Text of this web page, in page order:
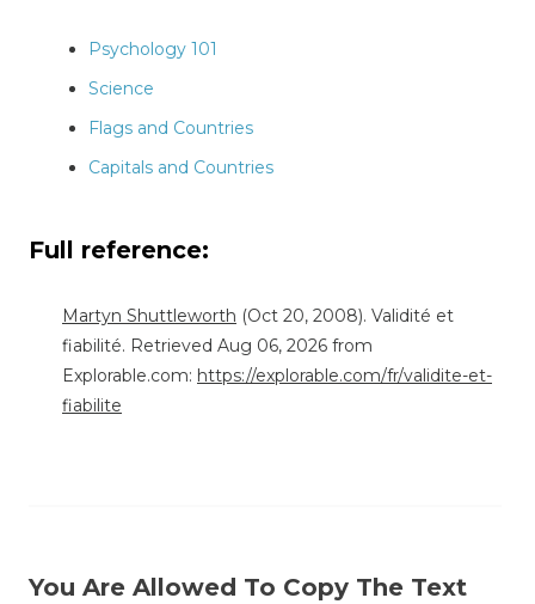
Psychology 101
Science
Flags and Countries
Capitals and Countries
Full reference:
Martyn Shuttleworth (Oct 20, 2008). Validité et
fiabilité. Retrieved Aug 06, 2026 from
Explorable.com: https://explorable.com/fr/validite-et-
fiabilite
You Are Allowed To Copy The Text